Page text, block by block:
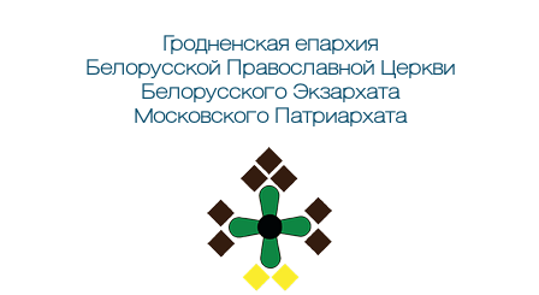
Гродненская епархия
Белорусской Православной Церкви
Белорусского Экзархата
Московского Патриархата